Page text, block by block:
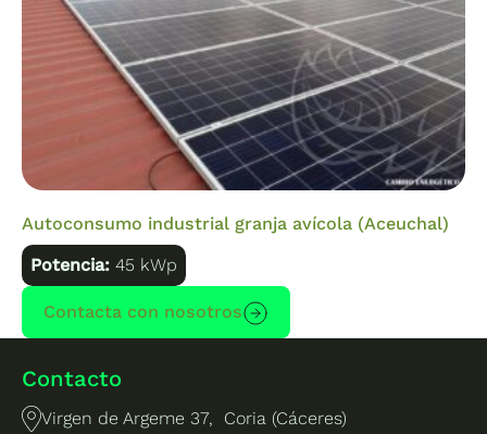
Autoconsumo industrial granja avícola (Aceuchal)
Potencia:45 kWp
Contacta con nosotros
Contacto
Virgen de Argeme 37, Coria (Cáceres)